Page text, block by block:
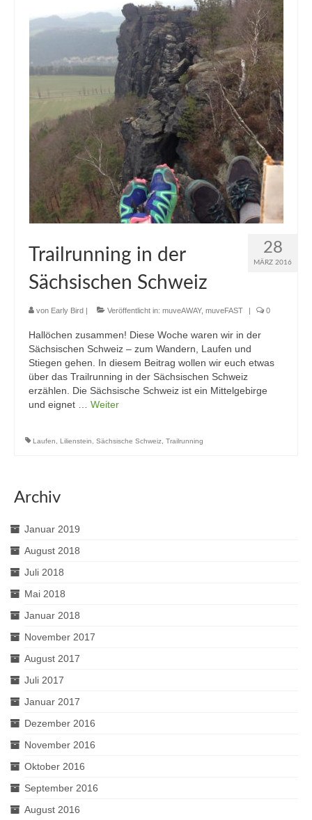
28
MÄRZ 2016
Trailrunning in der
Sächsischen Schweiz
von Early Bird Veröffentlicht in: muveAWAY, muveFAST 0
Hallöchen zusammen! Diese Woche waren wir in der
Sächsischen Schweiz – zum Wandern, Laufen und
Stiegen gehen. In diesem Beitrag wollen wir euch etwas
über das Trailrunning in der Sächsischen Schweiz
erzählen. Die Sächsische Schweiz ist ein Mittelgebirge
und eignet … Weiter
Laufen, Lilienstein, Sächsische Schweiz, Trailrunning
Archiv
Januar 2019
August 2018
Juli 2018
Mai 2018
Januar 2018
November 2017
August 2017
Juli 2017
Januar 2017
Dezember 2016
November 2016
Oktober 2016
September 2016
August 2016